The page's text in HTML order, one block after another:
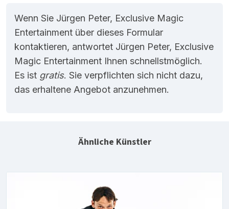
Wenn Sie Jürgen Peter, Exclusive Magic
Entertainment über dieses Formular
kontaktieren, antwortet Jürgen Peter, Exclusive
Magic Entertainment Ihnen schnellstmöglich.
Es ist gratis. Sie verpflichten sich nicht dazu,
das erhaltene Angebot anzunehmen.
Ähnliche Künstler